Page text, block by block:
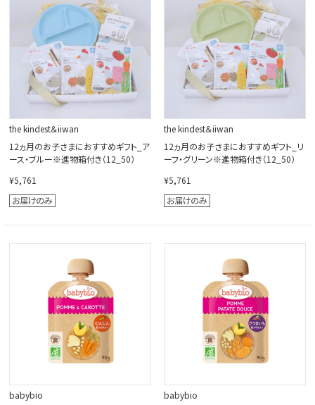
the kindest＆iiwan
12ヵ月のお子さまにおすすめギフト_ア
ース・ブルー※進物箱付き（12_50）
¥5,761
the kindest＆iiwan
12ヵ月のお子さまにおすすめギフト_リ
ーフ・グリーン※進物箱付き（12_50）
¥5,761
babybio
babybio